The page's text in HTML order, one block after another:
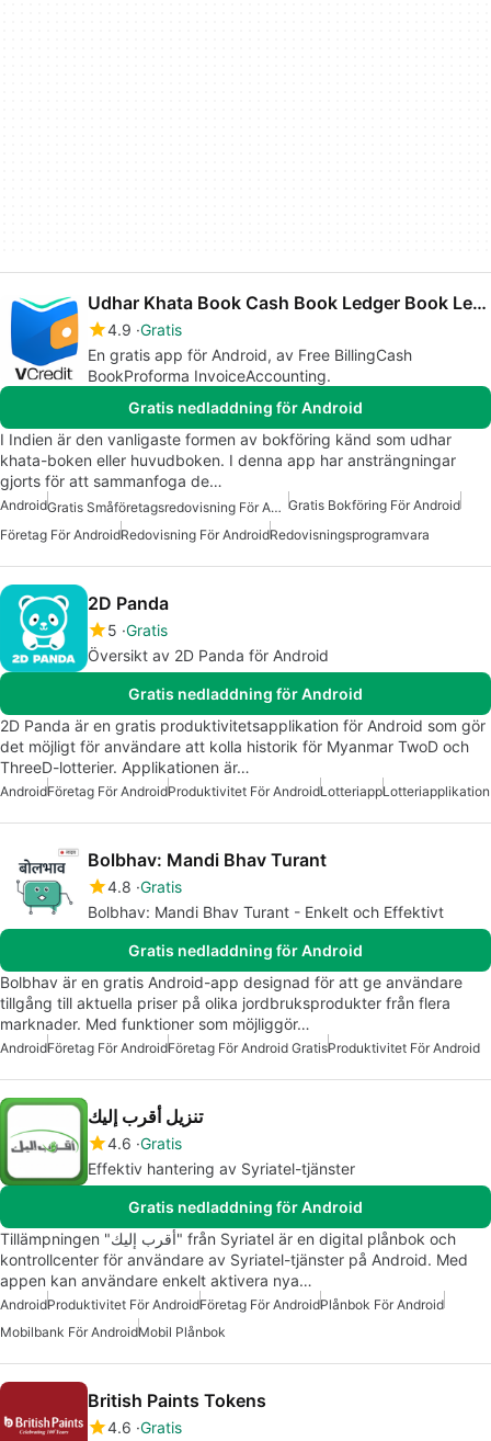
Udhar Khata Book Cash Book Ledger Book Len Den
4.9 Gratis
En gratis app för Android, av Free BillingCash
BookProforma InvoiceAccounting.
Gratis nedladdning för Android
I Indien är den vanligaste formen av bokföring känd som udhar
khata-boken eller huvudboken. I denna app har ansträngningar
gjorts för att sammanfoga de…
Android Gratis Småföretagsredovisning För Android Gratis Bokföring För Android
Företag För AndroidRedovisning För AndroidRedovisningsprogramvara
2D Panda
5 Gratis
Översikt av 2D Panda för Android
Gratis nedladdning för Android
2D Panda är en gratis produktivitetsapplikation för Android som gör
det möjligt för användare att kolla historik för Myanmar TwoD och
ThreeD-lotterier. Applikationen är…
AndroidFöretag För AndroidProduktivitet För AndroidLotteriappLotteriapplikation
Bolbhav: Mandi Bhav Turant
4.8 Gratis
Bolbhav: Mandi Bhav Turant - Enkelt och Effektivt
Gratis nedladdning för Android
Bolbhav är en gratis Android-app designad för att ge användare
tillgång till aktuella priser på olika jordbruksprodukter från flera
marknader. Med funktioner som möjliggör…
AndroidFöretag För AndroidFöretag För Android GratisProduktivitet För Android
تنزيل أقرب إليك
4.6 Gratis
Effektiv hantering av Syriatel-tjänster
Gratis nedladdning för Android
Tillämpningen "أقرب إليك" från Syriatel är en digital plånbok och
kontrollcenter för användare av Syriatel-tjänster på Android. Med
appen kan användare enkelt aktivera nya…
AndroidProduktivitet För AndroidFöretag För AndroidPlånbok För Android
Mobilbank För AndroidMobil Plånbok
British Paints Tokens
4.6 Gratis